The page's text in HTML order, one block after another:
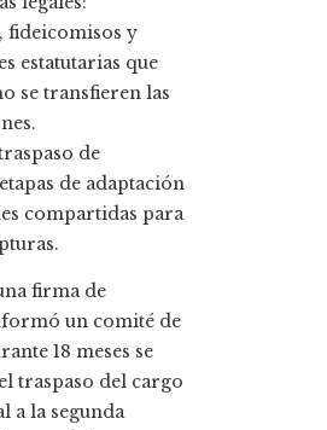
fideicomisos y
estatutarias que
se transfieren las
de
de adaptación
compartidas para
firma de
un comité de
18 meses se
traspaso del cargo
a la segunda